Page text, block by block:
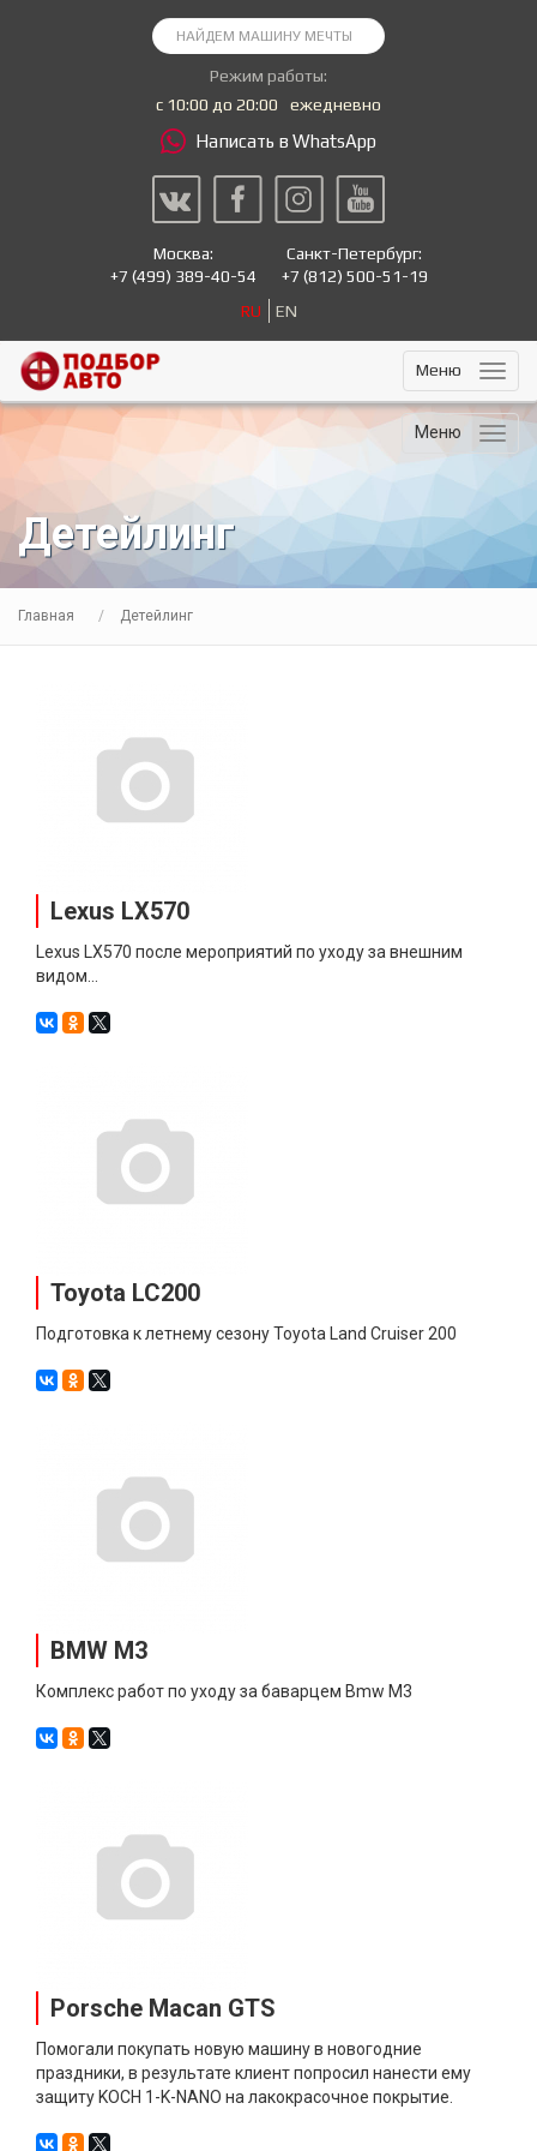
Режим работы:
с 10:00 до 20:00
ежедневно
Написать в WhatsApp
Москва:
+7 (499) 389-40-54
Санкт-Петербург:
+7 (812) 500-51-19
RU
EN
Меню
Меню
Детейлинг
Главная Детейлинг
Lexus LX570
Lexus LХ570 после мероприятий по уходу за внешним
видом...
Toyota LC200
Подготовка к летнему сезону Toyota Land Cruiser 200
BMW M3
Комплекс работ по уходу за баварцем Bmw M3
Porsche Macan GTS
Помогали покупать новую машину в новогодние
праздники, в результате клиент попросил нанести ему
защиту KOCH 1-K-NANO на лакокрасочное покрытие.